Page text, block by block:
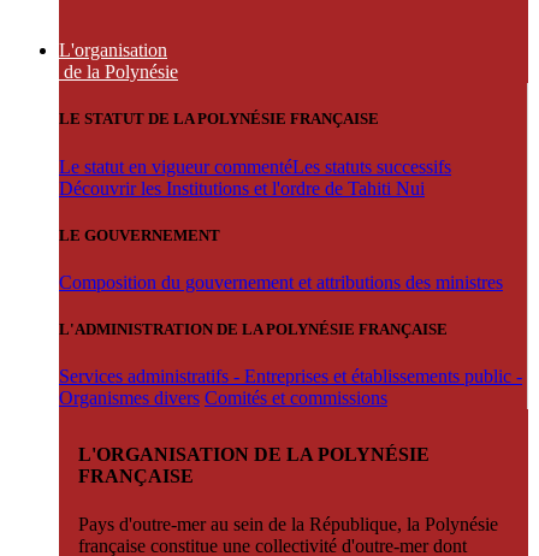
L'organisation
de la Polynésie
LE STATUT DE LA POLYNÉSIE FRANÇAISE
Le statut en vigueur commentéLes statuts successifs
Découvrir les Institutions et l'ordre de Tahiti Nui
LE GOUVERNEMENT
Composition du gouvernement et attributions des ministres
L'ADMINISTRATION DE LA POLYNÉSIE FRANÇAISE
Services administratifs - Entreprises et établissements public -
Organismes divers Comités et commissions
L'ORGANISATION DE LA POLYNÉSIE
FRANÇAISE
Pays d'outre-mer au sein de la République, la Polynésie
française constitue une collectivité d'outre-mer dont